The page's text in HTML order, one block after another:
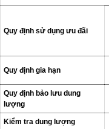
Quy định sử dụng ưu đãi
Quy định gia hạn
Quy định bảo lưu dung
lượng
Kiểm tra dung lượng